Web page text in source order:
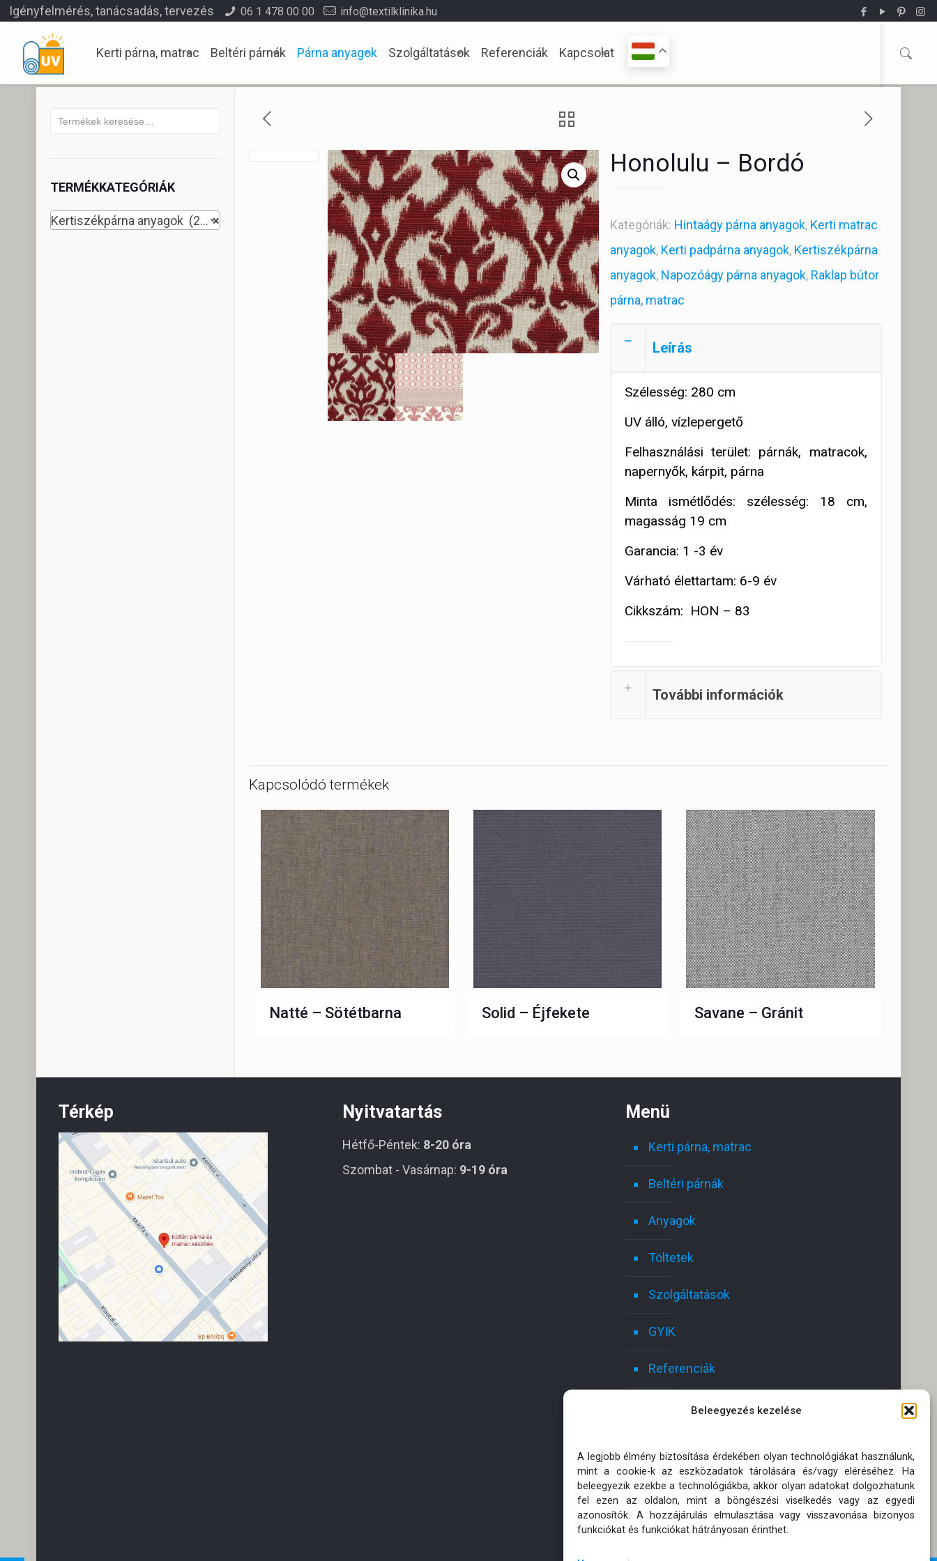
Beleegyezés kezelése
A legjobb élmény biztosítása érdekében olyan technológiákat használunk,
mint a cookie-k az eszközadatok tárolására és/vagy eléréséhez. Ha
beleegyezik ezekbe a technológiákba, akkor olyan adatokat dolgozhatunk
fel ezen az oldalon, mint a böngészési viselkedés vagy az egyedi
azonosítók. A hozzájárulás elmulasztása vagy visszavonása bizonyos
funkciókat és funkciókat hátrányosan érinthet.
Igényfelmérés, tanácsadás, tervezés 06 1 478 00 00 info@textilklinika.hu
Kerti párna, matrac Beltéri párnák Párna anyagok Szolgáltatások Referenciák Kapcsolat
Honolulu – Bordó
Kategóriák: Hintaágy párna anyagok, Kerti matrac
anyagok, Kerti padpárna anyagok, Kertiszékpárna
anyagok, Napozóágy párna anyagok, Raklap bútor
párna, matrac
Leírás
Szélesség: 280 cm
UV álló, vízlepergető
Felhasználási terület: párnák, matracok,
napernyők, kárpit, párna
Minta ismétlődés: szélesség: 18 cm,
magasság 19 cm
Garancia: 1 -3 év
Várható élettartam: 6-9 év
Cikkszám: HON – 83
További információk
Kapcsolódó termékek
Natté – Sötétbarna Solid – Éjfekete Savane – Gránit
TERMÉKKATEGÓRIÁK
×
Kertiszékpárna anyagok (262)
Térkép Nyitvatartás
Hétfő-Péntek: 8-20 óra
Szombat - Vasárnap: 9-19 óra
Menü
Kerti párna, matrac
Beltéri párnák
Anyagok
Töltetek
Szolgáltatások
GYIK
Referenciák
Kapcsolat
Oldaltérkép
Adatkezelési tájékoztatók